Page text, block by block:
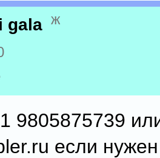
gala ж
9805875739
если